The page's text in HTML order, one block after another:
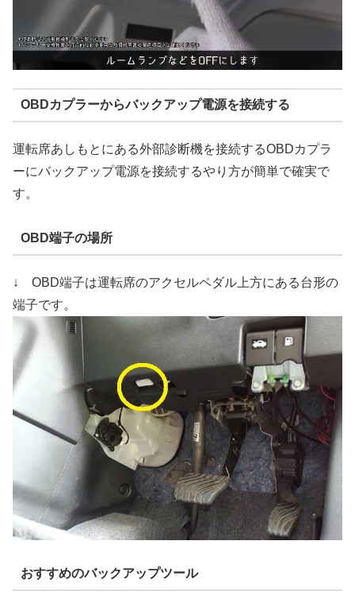
OBDカプラーからバックアップ電源を接続する
運転席あしもとにある外部診断機を接続するOBDカプラ
ーにバックアップ電源を接続するやり方が簡単で確実で
す。
OBD端子の場所
↓ OBD端子は運転席のアクセルペダル上方にある台形の
端子です。
おすすめのバックアップツール